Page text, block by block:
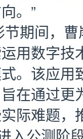
。”
期间，
用数字技
。该应用
在通过更
际难题，